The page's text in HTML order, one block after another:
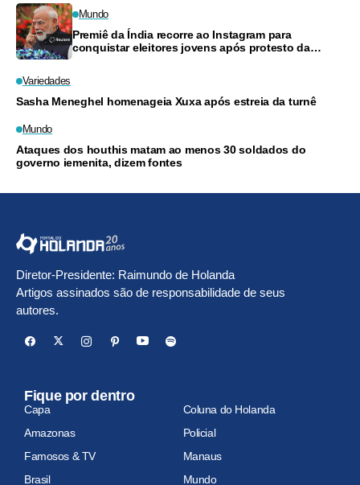
Mundo
Premiê da Índia recorre ao Instagram para
conquistar eleitores jovens após protesto da
Variedades
Sasha Meneghel homenageia Xuxa após estreia da turnê
Mundo
Ataques dos houthis matam ao menos 30 soldados do
governo iemenita, dizem fontes
Diretor-Presidente: Raimundo de Holanda
Artigos assinados são de responsabilidade de seus
autores.
Fique por dentro
Capa
Coluna do Holanda
Amazonas
Policial
Famosos & TV
Manaus
Brasil
Mundo